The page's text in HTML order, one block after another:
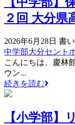
２回 大分県
2026年6月28日 書
中学部大分セント
こんにちは、慶林
ウン...
続きを読む
【小学部】